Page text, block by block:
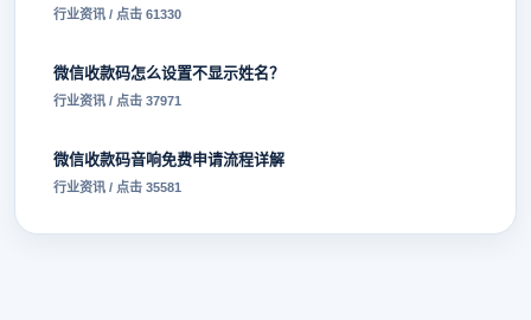
行业资讯 / 点击 61330
微信收款码怎么设置不显示姓名？
行业资讯 / 点击 37971
微信收款码音响免费申请流程详解
行业资讯 / 点击 35581